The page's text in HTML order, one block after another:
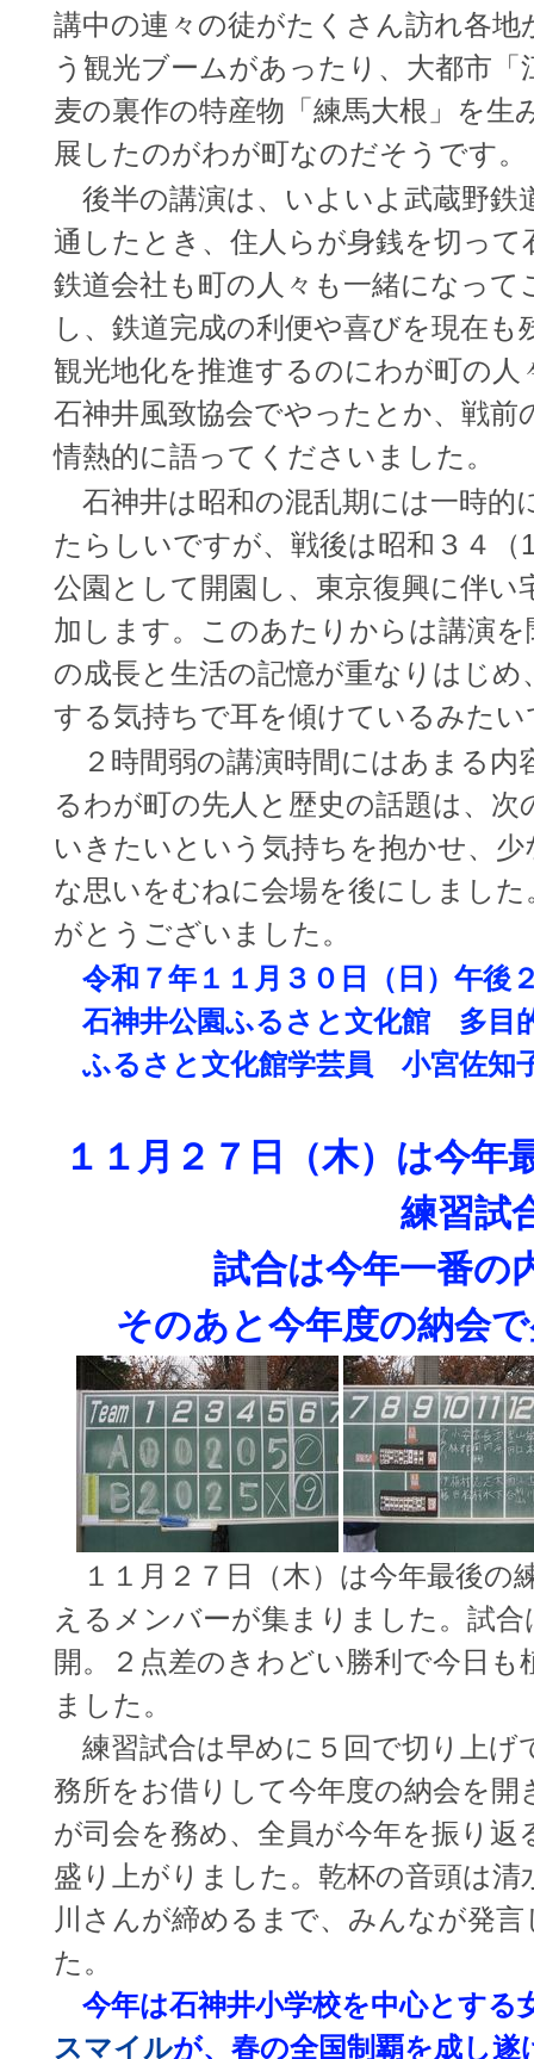
講中の連々の徒がたくさん訪れ各
う観光ブームがあったり、大都市
麦の裏作の特産物「練馬大根」を生
展したのがわが町なのだそうです。
後半の講演は、いよいよ武蔵野鉄
通したとき、住人らが身銭を切っ
鉄道会社も町の人々も一緒になって
し、鉄道完成の利便や喜びを現在
観光地化を推進するのにわが町の人
石神井風致協会でやったとか、戦前
情熱的に語ってくださいました。
石神井は昭和の混乱期には一時的
たらしいですが、戦後は昭和３４（
公園として開園し、東京復興に伴い
加します。このあたりからは講演
の成長と生活の記憶が重なりはじ
する気持ちで耳を傾けているみたい
２時間弱の講演時間にはあまる内
るわが町の先人と歴史の話題は、
いきたいという気持ちを抱かせ、
な思いをむねに会場を後にしまし
がとうございました。
令和７年１１月３０日（日） 午後
石神井公園ふるさと文化館 多目
ふるさと文化館学芸員 小宮佐知
１１月２７日（木）は今年
練習試
試合は今年一番の
そのあと今年度の納会
１１月２７日（木）は今年最後の
えるメンバーが集まりました。試
開。２点差のきわどい勝利で今日
ました。
練習試合は早めに５回で切り上げ
務所をお借りして今年度の納会を開
が司会を務め、全員が今年を振り返
盛り上がりました。乾杯の音頭は
川さんが締めるまで、みんなが発
た。
今年は石神井小学校を中心とする
スマイルが、春の全国制覇を成し遂